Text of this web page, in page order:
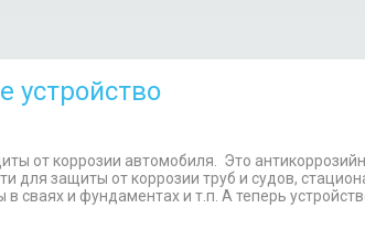
устройство
от коррозии автомобиля. Это
для защиты от коррозии труб и судов,
сваях и фундаментах и т.п. А теперь